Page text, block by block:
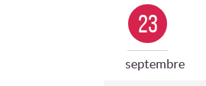
23
septembre